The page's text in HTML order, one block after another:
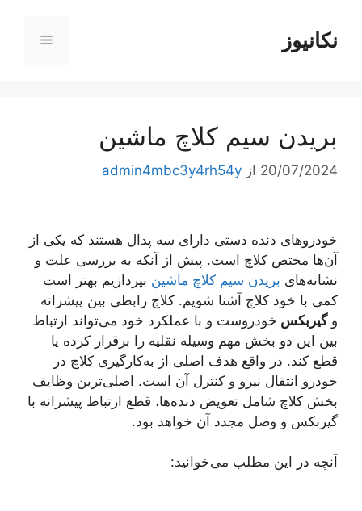
محتوانکانیوز فهرست
بریدن سیم کلاچ ماشین
20/07/2024 از admin4mbc3y4rh54y
خودروهای دنده دستی دارای سه پدال هستند که یکی از
آن‌ها مختص کلاچ است. پیش از آنکه به بررسی علت و
نشانه‌های بریدن سیم کلاچ ماشین بپردازیم بهتر است
کمی با خود کلاچ آشنا شویم. کلاچ رابطی بین پیشرانه
وگیربکس خودروست و با عملکرد خود می‌تواند ارتباط
بین این دو بخش مهم وسیله نقلیه را برقرار کرده یا
قطع کند. در واقع هدف اصلی از به‌کارگیری کلاچ در
خودرو انتقال نیرو و کنترل آن است. اصلی‌ترین وظایف
بخش کلاچ شامل تعویض دنده‌ها، قطع ارتباط پیشرانه با
گیربکس و وصل مجدد آن خواهد بود.
آنچه در این مطلب می‌خوانید: